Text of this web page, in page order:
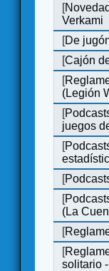
[
Verkami
[De
[Cajón
[
(Legión
[
juegos
[
[
[
(La
[
[
solitario